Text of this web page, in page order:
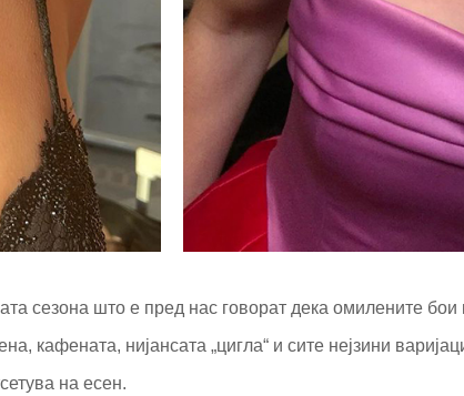
сезона што е пред нас говорат дека омилените бои
кафената, нијансата „цигла“ и сите нејзини
на есен.